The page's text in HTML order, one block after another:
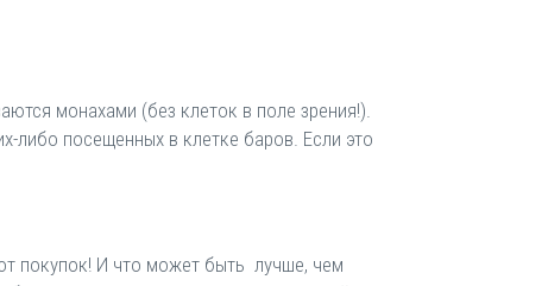
монахами (без клеток в поле зрения!).
либо посещенных в клетке баров. Если это
покупок! И что может быть лучше, чем